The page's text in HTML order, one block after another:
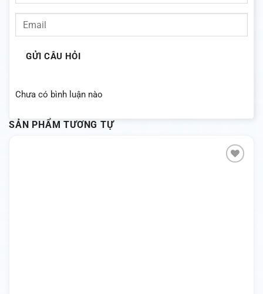
GỬI CÂU HỎI
Chưa có bình luận nào
SẢN PHẨM TƯƠNG TỰ